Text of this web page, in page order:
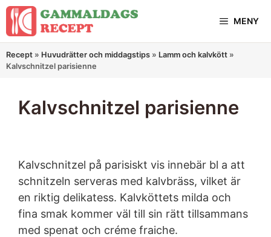
Hoppa
innehåll
MENY
Recept » Huvudrätter och middagstips » Lamm och kalvkött »
Kalvschnitzel parisienne
Kalvschnitzel parisienne
Kalvschnitzel på parisiskt vis innebär bl a att
schnitzeln serveras med kalvbräss, vilket är
en riktig delikatess. Kalvköttets milda och
fina smak kommer väl till sin rätt tillsammans
med spenat och créme fraiche.